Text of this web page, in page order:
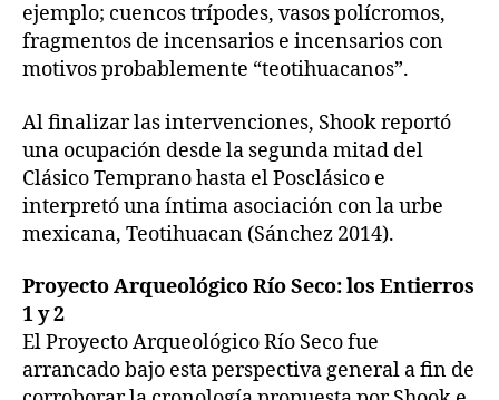
ejemplo; cuencos trípodes, vasos polícromos,
fragmentos de incensarios e incensarios con
motivos probablemente “teotihuacanos”.
Al finalizar las intervenciones, Shook reportó
una ocupación desde la segunda mitad del
Clásico Temprano hasta el Posclásico e
interpretó una íntima asociación con la urbe
mexicana, Teotihuacan (Sánchez 2014).
Proyecto Arqueológico Río Seco: los Entierros
1 y 2
El Proyecto Arqueológico Río Seco fue
arrancado bajo esta perspectiva general a fin de